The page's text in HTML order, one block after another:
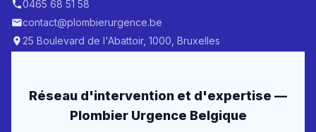
0465 68 51 58
contact@plombierurgence.be
25 Boulevard de l'Abattoir, 1000, Bruxelles
Réseau d'intervention et d'expertise —
Plombier Urgence Belgique